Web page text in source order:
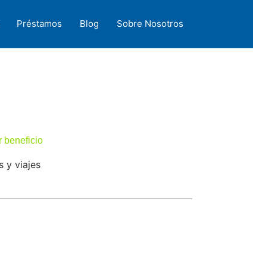
Préstamos Blog Sobre Nosotros
beneficio
y viajes